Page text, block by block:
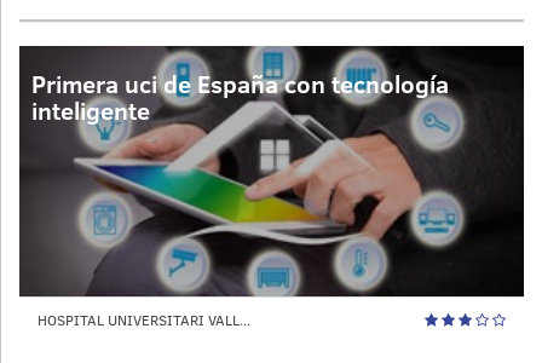
Primera uci de España con tecnología
inteligente
HOSPITAL UNIVERSITARI VALL...